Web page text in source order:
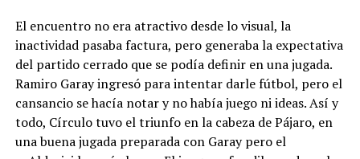
El encuentro no era atractivo desde lo visual, la
inactividad pasaba factura, pero generaba la expectativa
del partido cerrado que se podía definir en una jugada.
Ramiro Garay ingresó para intentar darle fútbol, pero el
cansancio se hacía notar y no había juego ni ideas. Así y
todo, Círculo tuvo el triunfo en la cabeza de Pájaro, en
una buena jugada preparada con Garay pero el